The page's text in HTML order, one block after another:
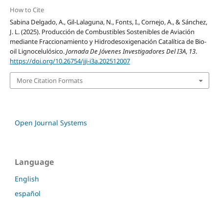
How to Cite
Sabina Delgado, A., Gil-Lalaguna, N., Fonts, I., Cornejo, A., & Sánchez,
J. L. (2025). Producción de Combustibles Sostenibles de Aviación
mediante Fraccionamiento y Hidrodesoxigenación Catalítica de Bio-
oil Lignocelulósico.Jornada De Jóvenes Investigadores Del I3A, 13.
https://doi.org/10.26754/jji-i3a.202512007
More Citation Formats
Open Journal Systems
Language
English
español